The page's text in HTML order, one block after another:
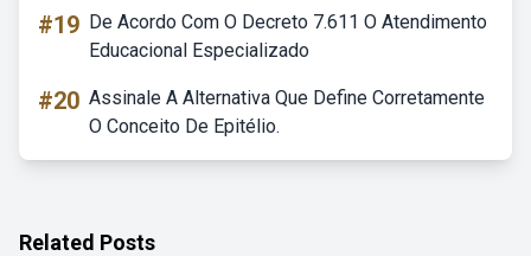
#19 De Acordo Com O Decreto 7.611 O Atendimento
Educacional Especializado
#20 Assinale A Alternativa Que Define Corretamente
O Conceito De Epitélio.
Related Posts